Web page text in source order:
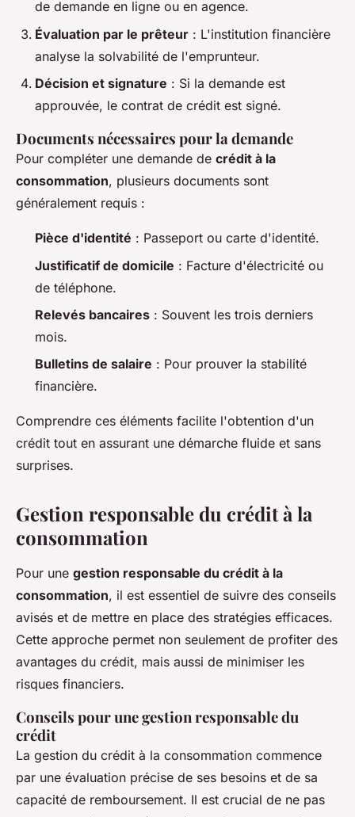
de demande en ligne ou en agence.
Évaluation par le prêteur : L'institution financière
analyse la solvabilité de l'emprunteur.
Décision et signature : Si la demande est
approuvée, le contrat de crédit est signé.
Documents nécessaires pour la demande
Pour compléter une demande de crédit à la
consommation, plusieurs documents sont
généralement requis :
Pièce d'identité : Passeport ou carte d'identité.
Justificatif de domicile : Facture d'électricité ou
de téléphone.
Relevés bancaires : Souvent les trois derniers
mois.
Bulletins de salaire : Pour prouver la stabilité
financière.
Comprendre ces éléments facilite l'obtention d'un
crédit tout en assurant une démarche fluide et sans
surprises.
Gestion responsable du crédit à la
consommation
Pour une gestion responsable du crédit à la
consommation, il est essentiel de suivre des conseils
avisés et de mettre en place des stratégies efficaces.
Cette approche permet non seulement de profiter des
avantages du crédit, mais aussi de minimiser les
risques financiers.
Conseils pour une gestion responsable du
crédit
La gestion du crédit à la consommation commence
par une évaluation précise de ses besoins et de sa
capacité de remboursement. Il est crucial de ne pas